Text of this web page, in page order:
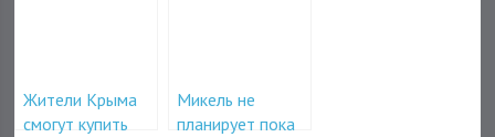
Жители Крыма
смогут купить
Микель не
планирует пока